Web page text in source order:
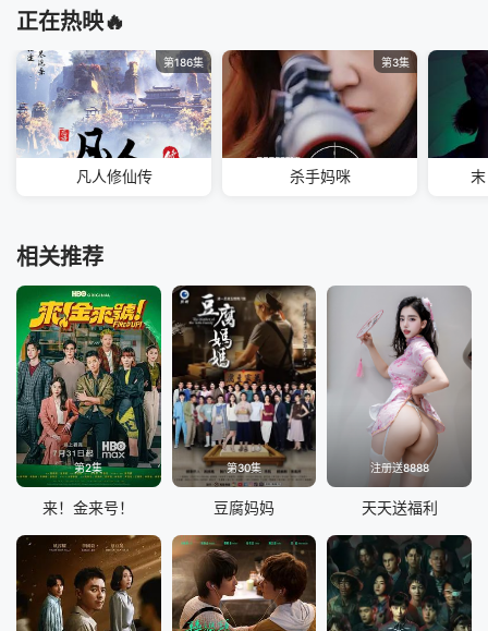
正在热映🔥
第186集
凡人修仙传
第3集
杀手妈咪
相关推荐
第2集
来！金来号！
第30集
豆腐妈妈
注册送8888
天天送福利